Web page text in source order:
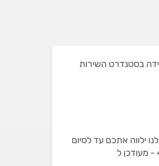
אי עמידה בסטנדרט השירות
ילווה אתכם עד לסיום
העבודה. באתר מופיעים רק זגגים שבדקנו עם 64 חוות דעת מאומתות על תיקון והתקנה של חלונות וזכוכית, בדירוג ממוצע של 4.92 - מעודכן ל